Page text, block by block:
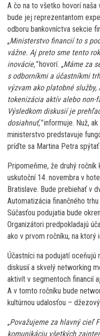
A čo na to všetko hovorí naša
bude jej reprezentantom
odboru bankovníctva sekcie
„Ministerstvo financií to s
vážne. Aj preto sme tento
inovácie,“hovorí. „Máme za
s odborníkmi a účastníkmi
výzvam ako platobné
tokenizácia aktív alebo non-
Výsledkom diskusií je
dosiahnuť,“informuje. Nuž,
ministerstvo predstavuje
príďte sa Martina Petra spýtať
Pripomeňme, že druhý
uskutoční 14. novembra v
Bratislave. Bude prebiehať v
Automatizácia finančného
Súčasťou podujatia bude
Organizátori predpokladajú
ako v prvom ročníku, na
Účastníci na podujatí oceňujú
diskusií a skvelý networking
aktivít v segmentoch financií
A v tomto ročníku bude
kultúrnou udalosťou –
„Považujeme za hlavný cieľ
komunikáciu všetkých